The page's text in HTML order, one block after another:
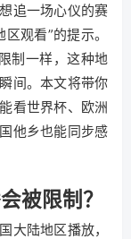
追一场心仪的赛
观看”的提示。
制一样，这种地
间。本文将带你
看世界杯、欧洲
他乡也能同步感
被限制？
大陆地区播放，